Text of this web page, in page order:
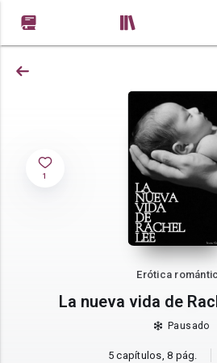
1
Erótica
La nueva vida de
Pausado
5 capítulos, 8 pág.